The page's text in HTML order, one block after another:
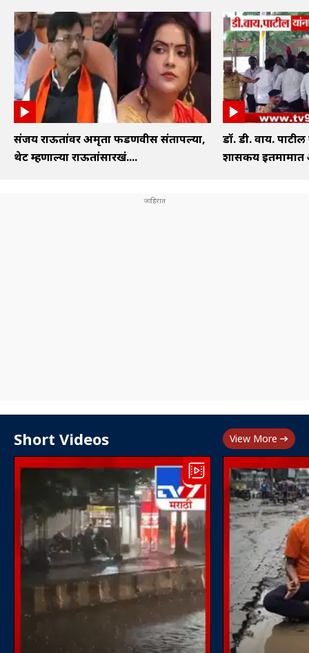
संजय राऊतांवर अमृता फडणवीस संतापल्या,
थेट म्हणाल्या राऊतांसारखं....
डॉ. डी. वाय.
शासकीय
Short Videos View More